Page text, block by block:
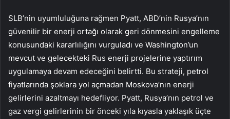
SLB’nin uyumluluğuna rağmen Pyatt, ABD’nin Rusya’nın
güvenilir bir enerji ortağı olarak geri dönmesini engelleme
konusundaki kararlılığını vurguladı ve Washington’un
mevcut ve gelecekteki Rus enerji projelerine yaptırım
uygulamaya devam edeceğini belirtti. Bu strateji, petrol
fiyatlarında şoklara yol açmadan Moskova’nın enerji
gelirlerini azaltmayı hedefliyor. Pyatt, Rusya’nın petrol ve
gaz vergi gelirlerinin bir önceki yıla kıyasla yaklaşık üçte